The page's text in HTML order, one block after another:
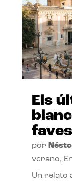
Els
por
verano,
Un relato